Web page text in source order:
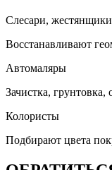
Слесари, жестянщики
Восстанавливают
Автомаляры
Зачистка,
Колористы
Подбирают цвета